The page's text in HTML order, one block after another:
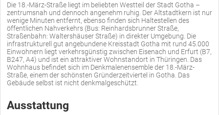
Die 18.-März-Straße liegt im beliebten Westteil der Stadt Gotha –
zentrumsnah und dennoch angenehm ruhig. Der Altstadtkern ist nur
wenige Minuten entfernt, ebenso finden sich Haltestellen des
öffentlichen Nahverkehrs (Bus: Reinhardsbrunner Straße,
Straßenbahn: Waltershäuser Straße) in direkter Umgebung. Die
infrastrukturell gut angebundene Kreisstadt Gotha mit rund 45.000
Einwohnern liegt verkehrsgünstig zwischen Eisenach und Erfurt (B7,
B247, A4) und ist ein attraktiver Wohnstandort in Thüringen. Das
Wohnhaus befindet sich im Denkmalenensemble der 18.-März-
Straße, einem der schönsten Gründerzeitviertel in Gotha. Das
Gebäude selbst ist nicht denkmalgeschützt.
Ausstattung